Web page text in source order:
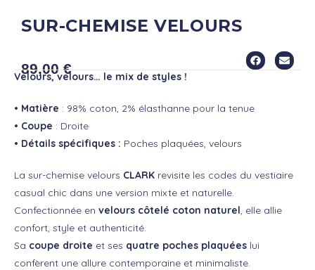
SUR-CHEMISE VELOURS
89,00€
Velours, velours… le mix de styles !
• Matière : 98% coton, 2% élasthanne pour la tenue
• Coupe : Droite
• Détails spécifiques : Poches plaquées, velours
La sur-chemise velours CLARK revisite les codes du vestiaire
casual chic dans une version mixte et naturelle.
Confectionnée en velours côtelé coton naturel, elle allie
confort, style et authenticité.
Sa coupe droite et ses quatre poches plaquées lui
confèrent une allure contemporaine et minimaliste.